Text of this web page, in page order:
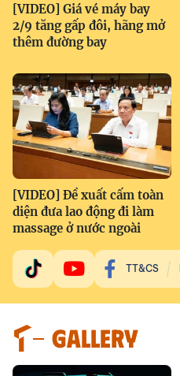
[VIDEO] Giá vé máy bay
2/9 tăng gấp đôi, hãng mở
thêm đường bay
[VIDEO] Đề xuất cấm toàn
diện đưa lao động đi làm
massage ở nước ngoài
TT&CS
GALLERY